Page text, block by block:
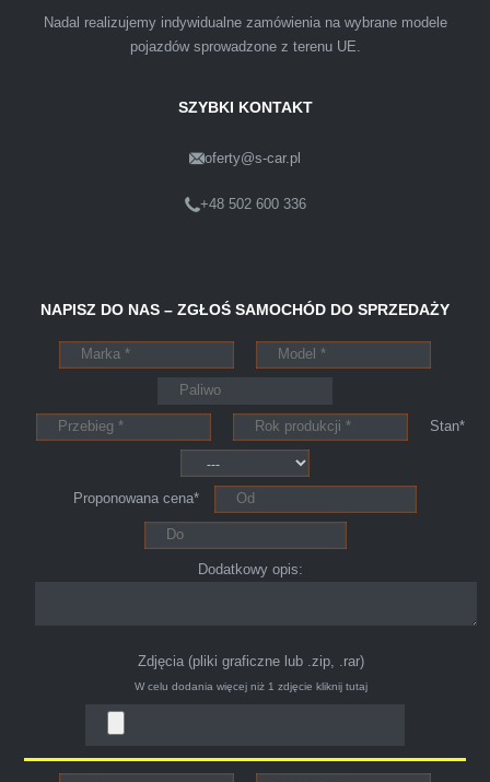
warunkach finansowych.
Lublin
Pewnego dnia Rozmawialem z kolega na
Powiedział że sprzedał ostatnio swojego
Peugeota dwie godziny po telefonie do skupu
aut s-car.pl. Zadzwoniłem pod nr tel 703 403
025 po ok trzech godzinach przyjechało dwóch
młodych kulturalnych panów przy kawie w
ciągu 15min odkupili ode mnie samochód.
Polecam pewna i profesjonalna firma maja
konto na Facebooku .
Nadal realizujemy indywidualne zamówienia na wybrane modele
pojazdów sprowadzone z terenu UE.
SZYBKI KONTAKT
oferty@s-car.pl
+48 502 600 336
NAPISZ DO NAS – ZGŁOŚ SAMOCHÓD DO SPRZEDAŻY
Stan*
Proponowana cena*
Dodatkowy opis:
Zdjęcia (pliki graficzne lub .zip, .rar)
W celu dodania więcej niż 1 zdjęcie kliknij tutaj